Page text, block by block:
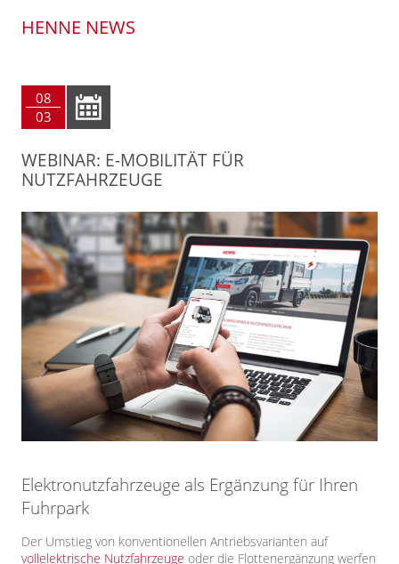
HENNE NEWS
08
03
WEBINAR: E-MOBILITÄT FÜR
NUTZFAHRZEUGE
Elektronutzfahrzeuge als Ergänzung für Ihren
Fuhrpark
Der Umstieg von konventionellen Antriebsvarianten auf
vollelektrische Nutzfahrzeuge oder die Flottenergänzung werfen